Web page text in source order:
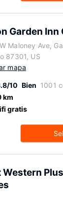
Garden Inn
Maloney Ave,
87301, US
mapa
10 Bien 1001
km
gratis
Western